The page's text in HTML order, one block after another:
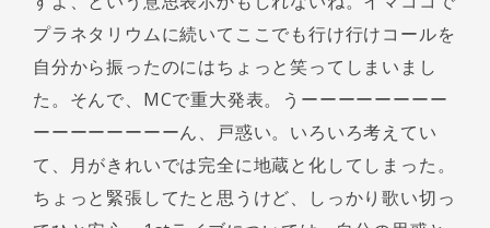
プラネタリウムに続いてここでも行け行けコールを
自分から振ったのにはちょっと笑ってしまいまし
た。そんで、MCで重大発表。うーーーーーーーー
ーーーーーーーーん、戸惑い。いろいろ考えてい
て、月がきれいでは完全に地蔵と化してしまった。
ちょっと緊張してたと思うけど、しっかり歌い切っ